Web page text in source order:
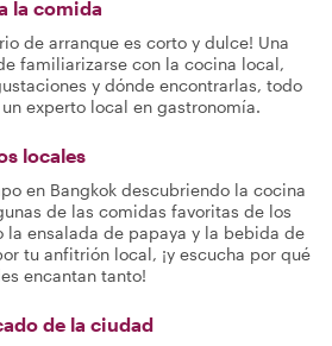
la comida
de arranque es corto y dulce! Una
familiarizarse con la cocina local,
y dónde encontrarlas, todo
experto local en gastronomía.
locales
en Bangkok descubriendo la cocina
de las comidas favoritas de los
la ensalada de papaya y la bebida de
tu anfitrión local, ¡y escucha por qué
encantan tanto!
de la ciudad